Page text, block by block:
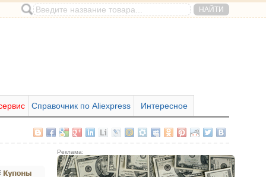
Справочник по Aliexpress Интересное
Реклама: